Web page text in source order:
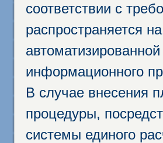
соответствии с
распространяется
информационного
В случае внесения
процедуры,
системы единого